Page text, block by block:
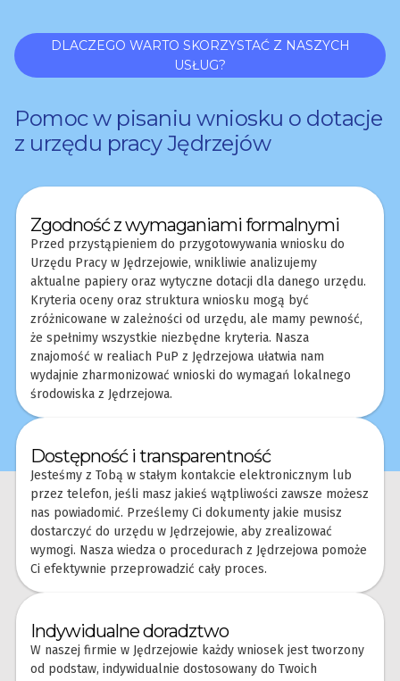
DLACZEGO WARTO SKORZYSTAĆ Z NASZYCH
USŁUG?
Pomoc w pisaniu wniosku o dotacje
z urzędu pracy Jędrzejów
Zgodność z wymaganiami formalnymi
Przed przystąpieniem do przygotowywania wniosku do
Urzędu Pracy w Jędrzejowie, wnikliwie analizujemy
aktualne papiery oraz wytyczne dotacji dla danego urzędu.
Kryteria oceny oraz struktura wniosku mogą być
zróżnicowane w zależności od urzędu, ale mamy pewność,
że spełnimy wszystkie niezbędne kryteria. Nasza
znajomość w realiach PuP z Jędrzejowa ułatwia nam
wydajnie zharmonizować wnioski do wymagań lokalnego
środowiska z Jędrzejowa.
Dostępność i transparentność
Jesteśmy z Tobą w stałym kontakcie elektronicznym lub
przez telefon, jeśli masz jakieś wątpliwości zawsze możesz
nas powiadomić. Prześlemy Ci dokumenty jakie musisz
dostarczyć do urzędu w Jędrzejowie, aby zrealizować
wymogi. Nasza wiedza o procedurach z Jędrzejowa pomoże
Ci efektywnie przeprowadzić cały proces.
Indywidualne doradztwo
W naszej firmie w Jędrzejowie każdy wniosek jest tworzony
od podstaw, indywidualnie dostosowany do Twoich